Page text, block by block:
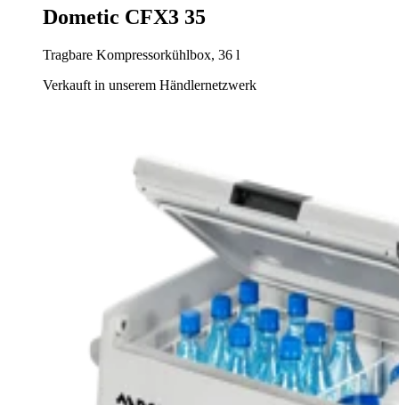
Dometic CFX3 35
Tragbare Kompressorkühlbox, 36 l
Verkauft in unserem Händlernetzwerk